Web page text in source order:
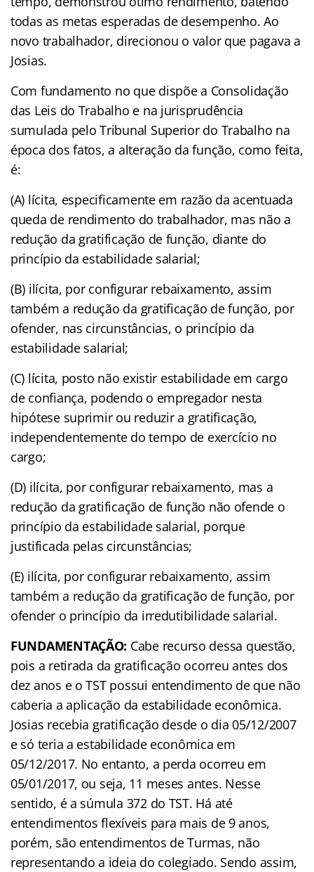
todas as metas esperadas de desempenho. Ao
novo trabalhador, direcionou o valor que pagava a
Josias.
Com fundamento no que dispõe a Consolidação
das Leis do Trabalho e na jurisprudência
sumulada pelo Tribunal Superior do Trabalho na
época dos fatos, a alteração da função, como feita,
é:
(A) lícita, especificamente em razão da acentuada
queda de rendimento do trabalhador, mas não a
redução da gratificação de função, diante do
princípio da estabilidade salarial;
(B) ilícita, por configurar rebaixamento, assim
também a redução da gratificação de função, por
ofender, nas circunstâncias, o princípio da
estabilidade salarial;
(C) lícita, posto não existir estabilidade em cargo
de confiança, podendo o empregador nesta
hipótese suprimir ou reduzir a gratificação,
independentemente do tempo de exercício no
cargo;
(D) ilícita, por configurar rebaixamento, mas a
redução da gratificação de função não ofende o
princípio da estabilidade salarial, porque
justificada pelas circunstâncias;
(E) ilícita, por configurar rebaixamento, assim
também a redução da gratificação de função, por
ofender o princípio da irredutibilidade salarial.
FUNDAMENTAÇÃO: Cabe recurso dessa questão,
pois a retirada da gratificação ocorreu antes dos
dez anos e o TST possui entendimento de que não
caberia a aplicação da estabilidade econômica.
Josias recebia gratificação desde o dia 05/12/2007
e só teria a estabilidade econômica em
05/12/2017. No entanto, a perda ocorreu em
05/01/2017, ou seja, 11 meses antes. Nesse
sentido, é a súmula 372 do TST. Há até
entendimentos flexíveis para mais de 9 anos,
porém, são entendimentos de Turmas, não
representando a ideia do colegiado. Sendo assim,